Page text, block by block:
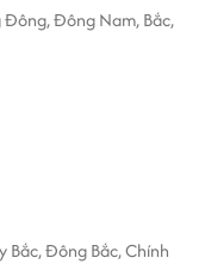
Đông Nam, Bắc,
Bắc, Đông Bắc, Chính